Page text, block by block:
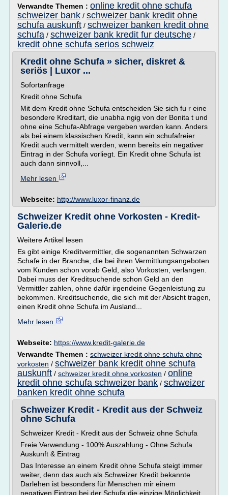
Verwandte Themen : online kredit ohne schufa
schweizer bank / schweizer bank kredit ohne
schufa auskunft / schweizer banken kredit ohne
schufa / schweizer bank kredit fur deutsche /
kredit ohne schufa serios schweiz
Kredit ohne Schufa » sicher, diskret &
seriös | Luxor ...
Sofortanfrage
Kredit ohne Schufa
Mit dem Kredit ohne Schufa entscheiden Sie sich fu r eine
besondere Kreditart, die unabha ngig von der Bonita t und
ohne eine Schufa-Abfrage vergeben werden kann. Anders
als bei einem klassischen Kredit, kann ein schufafreier
Kredit auch vermittelt werden, wenn bereits ein negativer
Eintrag in der Schufa vorliegt. Ein Kredit ohne Schufa ist
auch dann sinnvoll,...
Mehr lesen
Webseite: http://www.luxor-finanz.de
Schweizer Kredit ohne Vorkosten - Kredit-
Galerie.de
Weitere Artikel lesen
Es gibt einige Kreditvermittler, die sogenannten Schwarzen
Schafe in der Branche, die bei ihren Vermittlungsangeboten
vom Kunden schon vorab Geld, also Vorkosten, verlangen.
Dabei muss der Kreditsuchende schon Geld an den
Vermittler zahlen, ohne dafür irgendeine Gegenleistung zu
bekommen. Kreditsuchende, die sich mit der Absicht tragen,
einen Kredit ohne Schufa im Ausland...
Mehr lesen
Webseite: https://www.kredit-galerie.de
Verwandte Themen : schweizer kredit ohne schufa ohne
vorkosten / schweizer bank kredit ohne schufa
auskunft / schweizer kredit ohne vorkosten / online
kredit ohne schufa schweizer bank / schweizer
banken kredit ohne schufa
Schweizer Kredit - Kredit aus der Schweiz
ohne Schufa
Schweizer Kredit - Kredit aus der Schweiz ohne Schufa
Freie Verwendung - 100% Auszahlung - Ohne Schufa
Auskunft & Eintrag
Das Interesse an einem Kredit ohne Schufa steigt immer
weiter, denn das auch als Schweizer Kredit bekannte
Darlehen ist besonders für Menschen mir einem
negativen Eintrag bei der Schufa die einzige Möglichkeit